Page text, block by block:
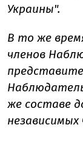
Украины".
В то же
членов
же составе
независимых